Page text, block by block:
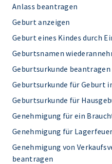
Anlass beantragen
Geburt anzeigen
Geburt eines Kindes durch
Geburtsnamen
Geburtsurkunde beantragen
Geburtsurkunde für Geburt
Geburtsurkunde für
Genehmigung für ein
Genehmigung für
Genehmigung von
beantragen